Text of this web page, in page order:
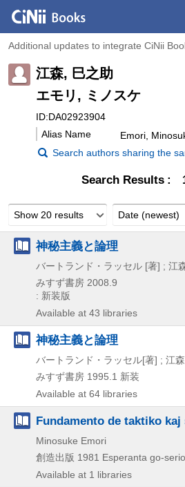
Additional updates to integrate CiNii
江森, 巳之助
エモリ, ミノスケ
ID:DA02923904
Alias Name
Emori,
Search authors sharing the
Search Results
Show 20 results Date (newest)
神秘主義と論理
バートランド・ラッセル [著] ; 江
みすず書房 2008.9
: 新装版
Available at 43 libraries
神秘主義と論理
バートランド・ラッセル[著] ; 江
みすず書房 1995.1 新装
Available at 64 libraries
Fundamento de taktiko
Minosuke Emori
創造出版 1981 Esperanta go-
Available at 1 libraries